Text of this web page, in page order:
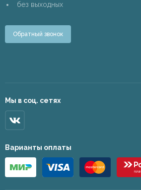
без выходных
Обратный звонок
Мы в соц. сетях
Варианты оплаты